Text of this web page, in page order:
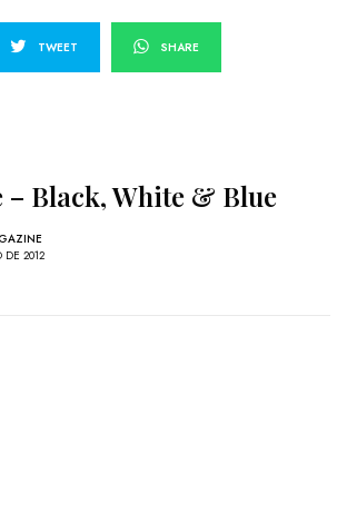
TWEET SHARE
– Black, White & Blue
DE 2012